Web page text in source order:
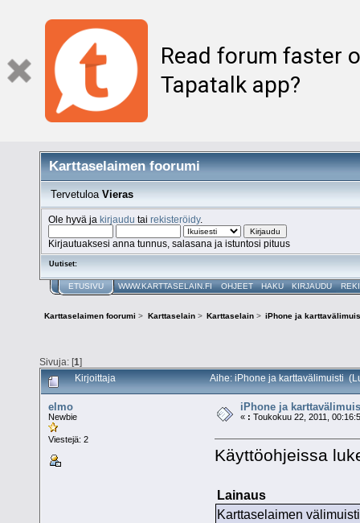
Read forum faster
Tapatalk app?
Karttaselaimen foorumi
Tervetuloa Vieras
Ole hyvä jakirjaudu tairekisteröidy.
Kirjautuaksesi anna tunnus, salasana ja istuntosi pituus
Uutiset:
ETUSIVU WWW.KARTTASELAIN.FI OHJEET HAKU KIRJAUDU
Karttaselaimen foorumi > Karttaselain> Karttaselain> iPhone ja
Sivuja: [1]
Kirjoittaja Aihe: iPhone ja karttavälimuisti
elmo
Newbie
Viestejä: 2
iPhone ja
« : Toukokuu 22, 2011,
Käyttöohjeissa
Lainaus
Karttaselaimen